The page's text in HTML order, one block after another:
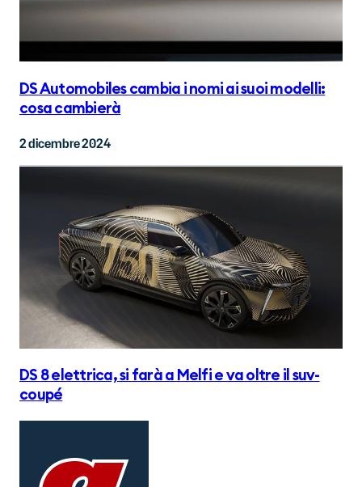
DS Automobiles cambia i nomi ai suoi modelli:
cosa cambierà
2 dicembre 2024
DS 8 elettrica, si farà a Melfi e va oltre il suv-
coupé